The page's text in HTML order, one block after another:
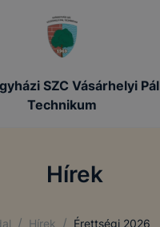
SZC Vásárhelyi Pál
Technikum
Hírek
/ Hírek / Érettségi 2026